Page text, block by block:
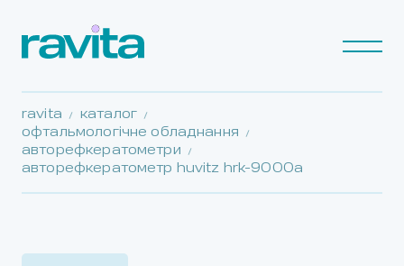
ravita
каталог
офтальмологічне обладнання
авторефкератометри
авторефкератометр huvitz hrk-9000a